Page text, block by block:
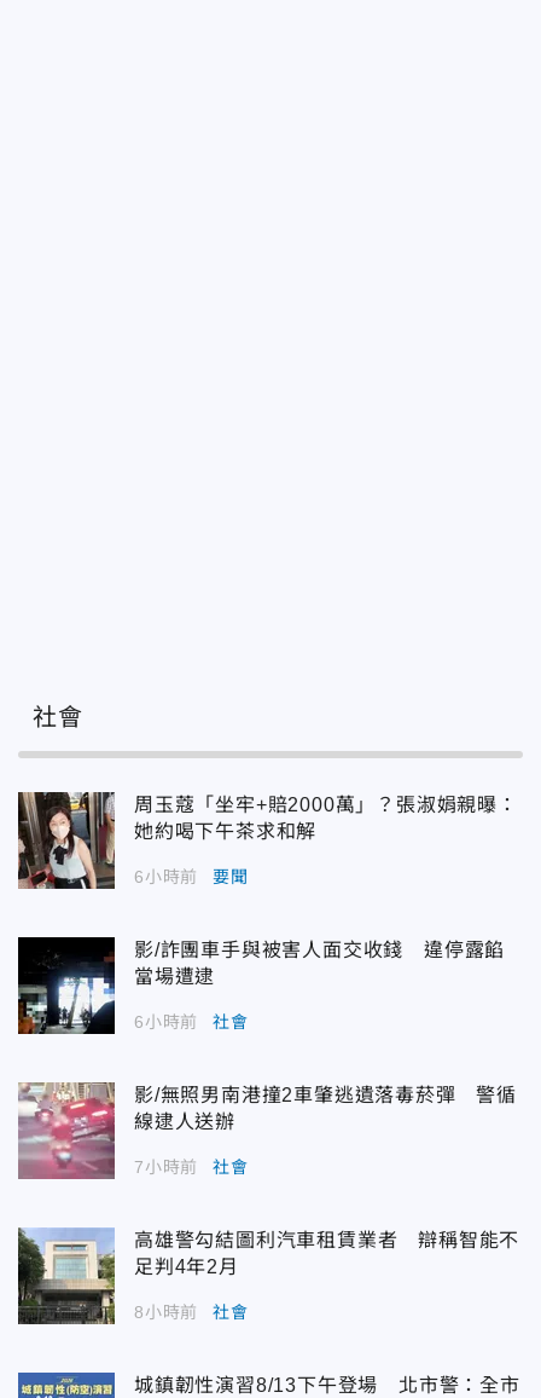
社會
周玉蔻「坐牢+賠2000萬」？張淑娟親曝：
她約喝下午茶求和解
6小時前 要聞
影/詐團車手與被害人面交收錢 違停露餡
當場遭逮
6小時前 社會
影/無照男南港撞2車肇逃遺落毒菸彈 警循
線逮人送辦
7小時前 社會
高雄警勾結圖利汽車租賃業者 辯稱智能不
足判4年2月
8小時前 社會
城鎮韌性演習8/13下午登場 北市警：全市